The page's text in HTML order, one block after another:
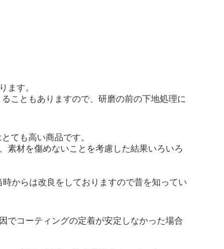
ます。
こともありますので、研磨の前の下地処理に
ても高い商品です。
素材を傷めないことを考慮した結果いろいろ
からは改良をしておりますので昔を知ってい
でコーティングの定着が安定しなかった場合